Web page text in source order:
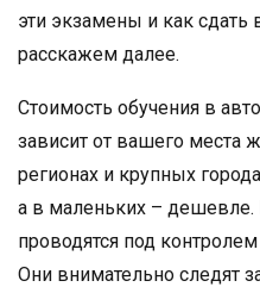
эти экзамены и как
расскажем далее.
Стоимость обучения в
зависит от вашего места
регионах и крупных
а в маленьких –
проводятся под
Они внимательно следят